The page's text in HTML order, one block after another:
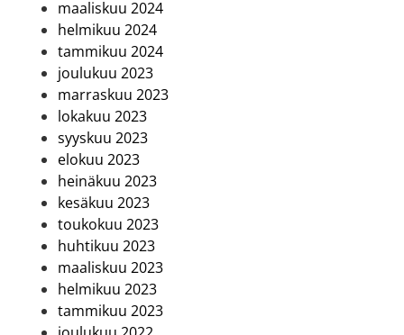
maaliskuu 2024
helmikuu 2024
tammikuu 2024
joulukuu 2023
marraskuu 2023
lokakuu 2023
syyskuu 2023
elokuu 2023
heinäkuu 2023
kesäkuu 2023
toukokuu 2023
huhtikuu 2023
maaliskuu 2023
helmikuu 2023
tammikuu 2023